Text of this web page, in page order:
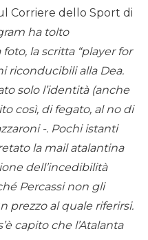
Corriere dello Sport di
ha tolto
la scritta “player for
riconducibili alla Dea.
solo l’identità (anche
così, di fegato, al no di
-. Pochi istanti
la mail atalantina
dell’incedibilità
Percassi non gli
prezzo al quale riferirsi.
capito che l’Atalanta